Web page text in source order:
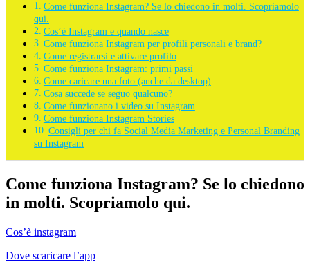
Come funziona Instagram? Se lo chiedono in molti. Scopriamolo
qui.
Cos’è Instagram e quando nasce
Come funziona Instagram per profili personali e brand?
Come registrarsi e attivare profilo
Come funziona Instagram: primi passi
Come caricare una foto (anche da desktop)
Cosa succede se seguo qualcuno?
Come funzionano i video su Instagram
Come funziona Instagram Stories
Consigli per chi fa Social Media Marketing e Personal Branding
su Instagram
Come funziona Instagram? Se lo chiedono
in molti. Scopriamolo qui.
Cos’è instagram
Dove scaricare l’app